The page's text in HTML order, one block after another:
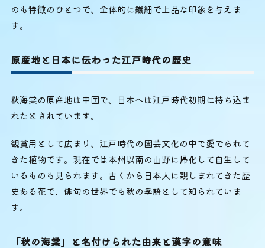
のも特徴のひとつで、全体的に繊細で上品な印象を与えま
す。
原産地と日本に伝わった江戸時代の歴史
秋海棠の原産地は中国で、日本へは江戸時代初期に持ち込ま
れたとされています。
観賞用として広まり、江戸時代の園芸文化の中で愛でられて
きた植物です。現在では本州以南の山野に帰化して自生して
いるものも見られます。古くから日本人に親しまれてきた歴
史ある花で、俳句の世界でも秋の季語として知られていま
す。
「秋の海棠」と名付けられた由来と漢字の意味